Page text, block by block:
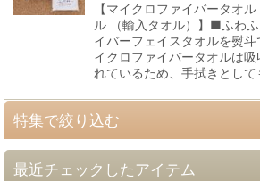
【マイクロファイバータオ
ル （輸入タオル）】■ふわ
イバーフェイスタオルを熨
イクロファイバータオルは
れているため、手拭きとし
特集で絞り込む
色取りまぜ・バラ売り
最近チェックしたアイテム